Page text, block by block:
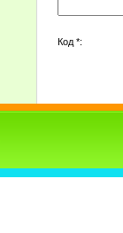
Код *: